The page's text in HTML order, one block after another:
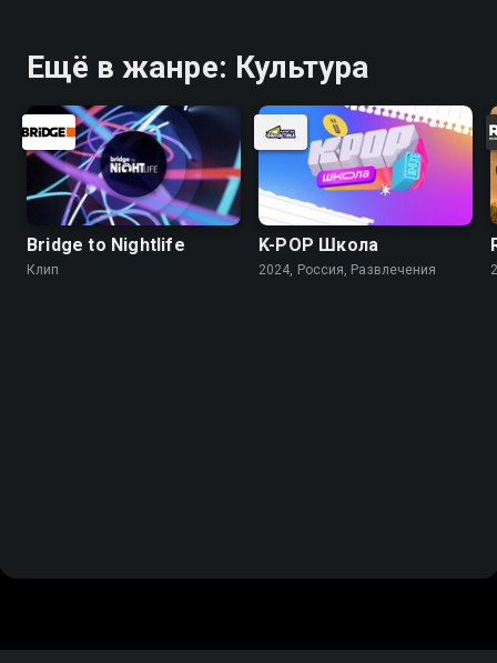
Ещё в жанре: Культура
Bridge to Nightlife
Клип
K-PОР Школа
2024, Россия, Развлечения